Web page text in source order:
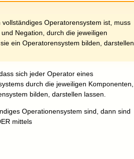
Operatorensystem ist, muss
Negation, durch die jeweiligen
ein Operatorensystem bilden, darstellen
sich jeder Operator eines
durch die jeweiligen Komponenten,
bilden, darstellen lassen.
Operationensystem sind, dann sind
mittels